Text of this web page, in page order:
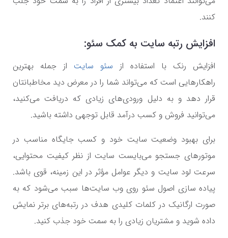
کنند.
افزایش رتبه سایت به کمک سئو:
افزایش رنک با استفاده از سئو سایت از جمله بهترین
راهکارهایی است که می‌تواند شما را در معرض دید مخاطبانتان
قرار دهد و به دلیل ورودی‌های زیادی که دریافت می‌کنید،
می‌توانید فروش و کسب درآمد قابل توجهی داشته باشید.
برای بهبود وضعیت سایت خود و کسب جایگاه مناسب در
موتورهای جستجو می‌بایست سایت از نظر کیفیت محتوایی،
سرعت لود سایت و دیگر عوامل مؤثر در این زمینه، قوی باشد.
پیاده سازی اصول سئو روی وب سایت‌ها سبب می‌شود که به
صورت ارگانیک در کلمات کلیدی هدف در رتبه‌های برتر نمایش
داده شوید و مشتریان زیادی را به سمت خود جذب کنید.